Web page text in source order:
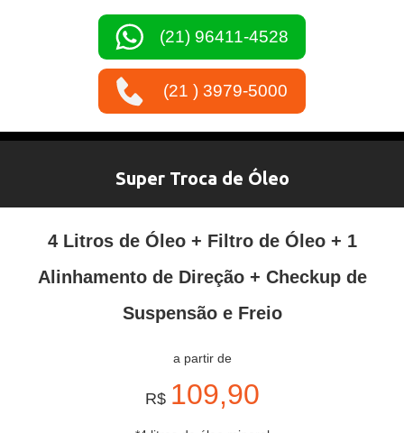
(21) 96411-4528
(21 ) 3979-5000
Super Troca de Óleo
4 Litros de Óleo + Filtro de Óleo + 1
Alinhamento de Direção + Checkup de
Suspensão e Freio
a partir de
R$ 109,90